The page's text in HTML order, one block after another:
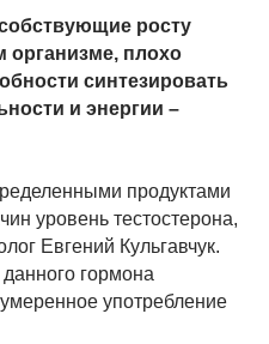
росту
организме, плохо
синтезировать
и энергии –
продуктами
уровень тестостерона,
Евгений Кульгавчук.
гормона
употребление